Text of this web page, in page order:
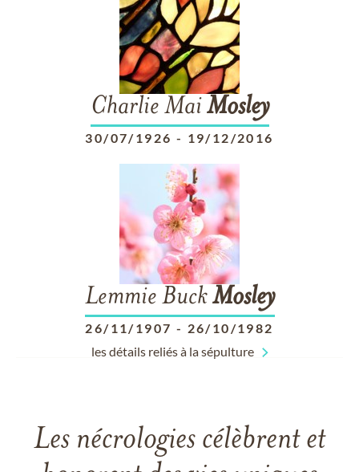
Charlie MaiMosley
30/07/1926 - 19/12/2016
Lemmie BuckMosley
26/11/1907 - 26/10/1982
les détails reliés à la sépulture
Les nécrologies célèbrent et